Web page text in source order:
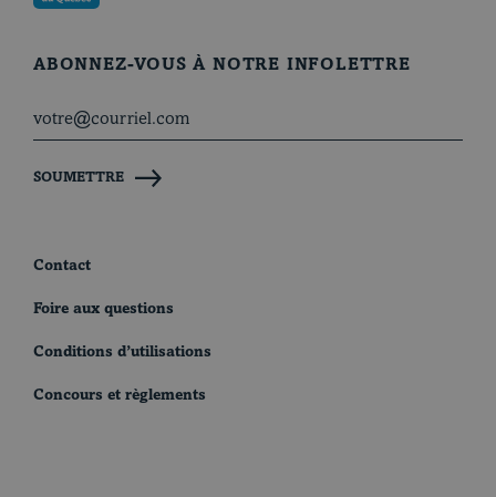
Contact
Foire aux questions
Conditions d’utilisations
Concours et règlements
ABONNEZ-VOUS À NOTRE INFOLETTRE
SOUMETTRE